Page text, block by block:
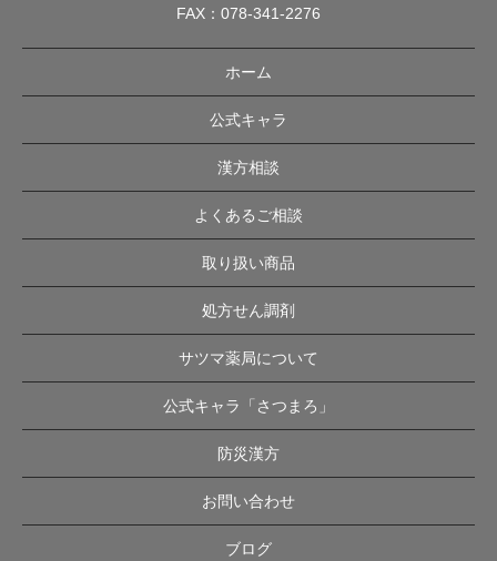
FAX：078-341-2276
ホーム
公式キャラ
漢方相談
よくあるご相談
取り扱い商品
処方せん調剤
サツマ薬局について
公式キャラ「さつまろ」
防災漢方
お問い合わせ
ブログ